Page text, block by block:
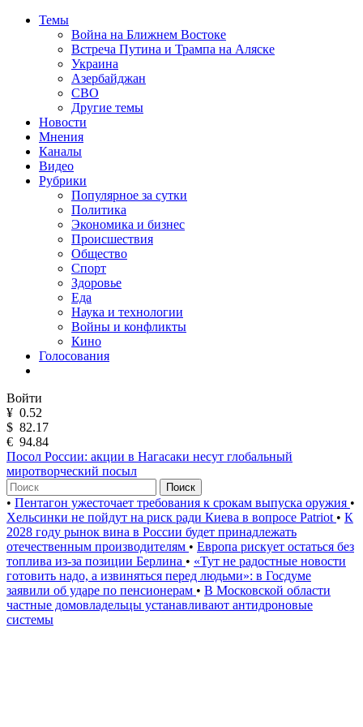
Темы
Война на Ближнем Востоке
Встреча Путина и Трампа на Аляске
Украина
Азербайджан
СВО
Другие темы
Новости
Мнения
Каналы
Видео
Рубрики
Популярное за сутки
Политика
Экономика и бизнес
Происшествия
Общество
Спорт
Здоровье
Еда
Наука и технологии
Войны и конфликты
Кино
Голосования
Войти
¥ 0.52
$ 82.17
€ 94.84
Посол России: акции в Нагасаки несут глобальный
миротворческий посыл
Поиск
• Пентагон ужесточает требования к срокам выпуска оружия •
Хельсинки не пойдут на риск ради Киева в вопросе Patriot • К
2028 году рынок вина в России будет принадлежать
отечественным производителям • Европа рискует остаться без
топлива из-за позиции Берлина • «Тут не радостные новости
готовить надо, а извиняться перед людьми»: в Госдуме
заявили об ударе по пенсионерам • В Московской области
частные домовладельцы устанавливают антидроновые
системы